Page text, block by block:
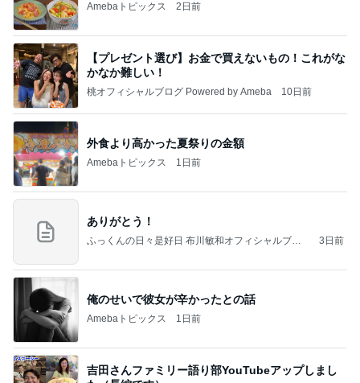
Amebaトピックス 2日前
【プレゼント選び】お金で買えないもの！これがな
かなか難しい！
桃オフィシャルブログ Powered by Ameba 10日前
外食より高かった夏祭りの金額
Amebaトピックス 1日前
ありがとう！
ふっくんの日々是好日 布川敏和オフィシャルブロ
3日前
俺のせいで彼女が辛かったとの話
Amebaトピックス 1日前
吉田さんファミリー語り部YouTubeアップしまし